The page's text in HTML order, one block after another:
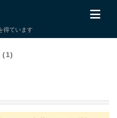
得ています
(1)